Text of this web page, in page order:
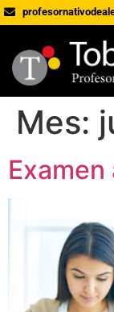
Mes:
Examen